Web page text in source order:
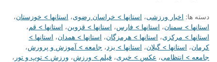
دسته ها: اخبار ورزشی، استانها > خراسان رضوی، استانها > خوزستان،
استانها > سمنان، استانها > فارس، استانها > قزوین، استانها > قم،
استانها > مرکزی، استانها > هرمزگان، استانها > همدان، استانها >
کرمان، استانها > گیلان، استانها > یزد، جامعه > آموزش و پرورش،
جامعه > انتظامی، عکس > خبری، فیلم > ورزش، ورزش > توپ و تور ،